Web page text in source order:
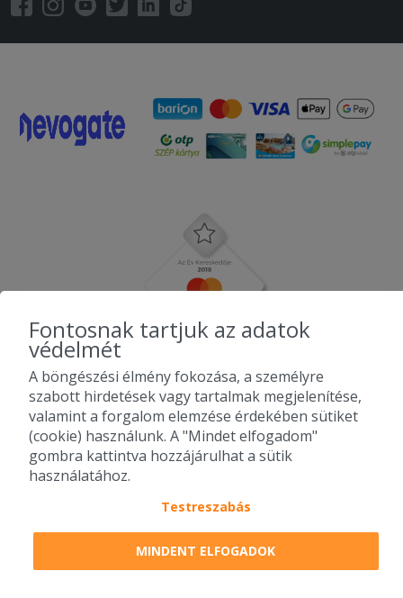
2010-2026 Copyright - Falatozz.hu - Diston-line Kft.
Pizza, gyros, hamburger, menük kedvező áron, egy helyen az összes
étterem ajánlata.
Fontosnak tartjuk az adatok
védelmét
A böngészési élmény fokozása, a személyre
szabott hirdetések vagy tartalmak megjelenítése,
valamint a forgalom elemzése érdekében sütiket
(cookie) használunk. A "Mindet elfogadom"
gombra kattintva hozzájárulhat a sütik
használatához.
Testreszabás
MINDENT ELFOGADOK